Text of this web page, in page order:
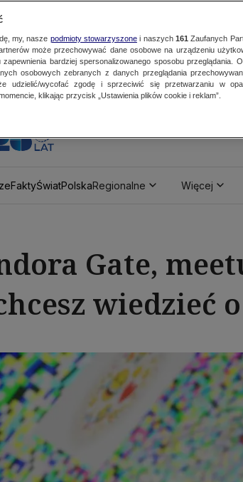
FaktyŚwiatPolskaRegionalne Więcej
Gate,
wiedzieć
my, nasze podmioty stowarzyszonei naszych 161 Zaufanych
może przechowywać dane osobowe na urządzeniu
bardziej spersonalizowanego sposobu przeglądania.
osobowych zebranych z danych przeglądania
udzielić/wycofać zgodę i sprzeciwić się przetwarzaniu w
klikając przycisk „Ustawienia plików cookie i reklam”.